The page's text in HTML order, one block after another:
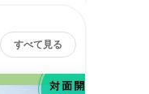
すべて見る